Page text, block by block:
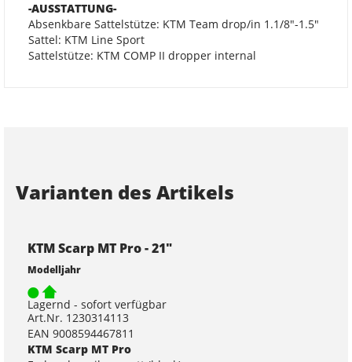
-AUSSTATTUNG-
Absenkbare Sattelstütze: KTM Team drop/in 1.1/8"-1.5"
Sattel: KTM Line Sport
Sattelstütze: KTM COMP II dropper internal
Varianten des Artikels
KTM Scarp MT Pro - 21"
Modelljahr
Lagernd - sofort verfügbar
Art.Nr. 1230314113
EAN 9008594467811
KTM Scarp MT Pro